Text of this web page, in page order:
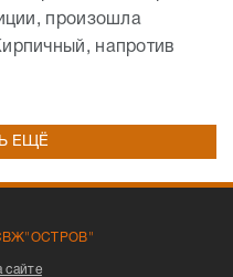
произошла
напротив
ЕЩЁ
сайте